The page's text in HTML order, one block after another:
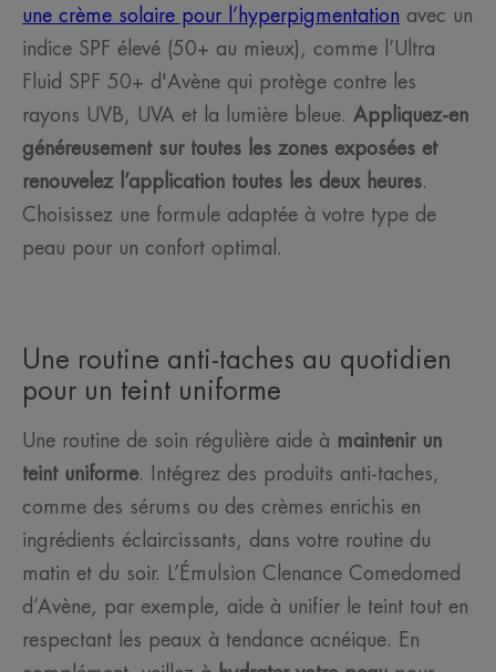
une crème solaire pour l’hyperpigmentation avec un
indice SPF élevé (50+ au mieux), comme l’Ultra
Fluid SPF 50+ d'Avène qui protège contre les
rayons UVB, UVA et la lumière bleue. Appliquez-en
généreusement sur toutes les zones exposées et
renouvelez l’application toutes les deux heures.
Choisissez une formule adaptée à votre type de
peau pour un confort optimal.
Une routine anti-taches au quotidien
pour un teint uniforme
Une routine de soin régulière aide à maintenir un
teint uniforme. Intégrez des produits anti-taches,
comme des sérums ou des crèmes enrichis en
ingrédients éclaircissants, dans votre routine du
matin et du soir. L’Émulsion Clenance Comedomed
d’Avène, par exemple, aide à unifier le teint tout en
respectant les peaux à tendance acnéique. En